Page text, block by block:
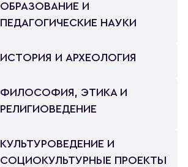
ОБРАЗОВАНИЕ И
ПЕДАГОГИЧЕСКИЕ НАУКИ
ИСТОРИЯ И АРХЕОЛОГИЯ
ФИЛОСОФИЯ, ЭТИКА И
РЕЛИГИОВЕДЕНИЕ
КУЛЬТУРОВЕДЕНИЕ И
СОЦИОКУЛЬТУРНЫЕ ПРОЕКТЫ